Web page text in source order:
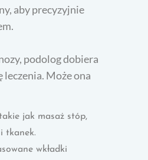
aby precyzyjnie
podolog dobiera
Może ona
jak masaż stóp,
tkanek.
wkładki